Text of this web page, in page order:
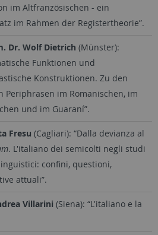
im Altfranzösischen - ein
im Rahmen der Registertheorie”.
Dr. Wolf Dietrich (Münster):
Funktionen und
Konstruktionen. Zu den
Periphrasen im Romanischen, im
und im Guaraní”.
Fresu (Cagliari): “Dalla devianza al
. L'italiano dei semicolti negli studi
confini, questioni,
attuali”.
Villarini (Siena): “L'italiano e la